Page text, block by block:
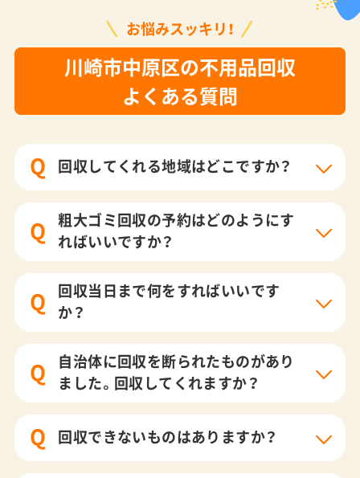
お悩みスッキリ！
川崎市中原区の不用品回収
よくある質問
Q 回収してくれる地域はどこですか？
Q
粗大ゴミ回収の予約はどのようにす
ればいいですか？
Q
回収当日まで何をすればいいです
か？
Q
自治体に回収を断られたものがあり
ました。回収してくれますか？
Q 回収できないものはありますか？